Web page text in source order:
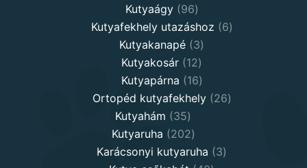
Kutyaágy 9696
products
Kutyafekhely utazáshoz 66
Kutyakanapé 33
products
Kutyakosár 1212
products
Kutyapárna 1616
products
Ortopéd kutyafekhely 2626
Kutyahám 3535
products
Kutyaruha 202202
products
Karácsonyi kutyaruha 33